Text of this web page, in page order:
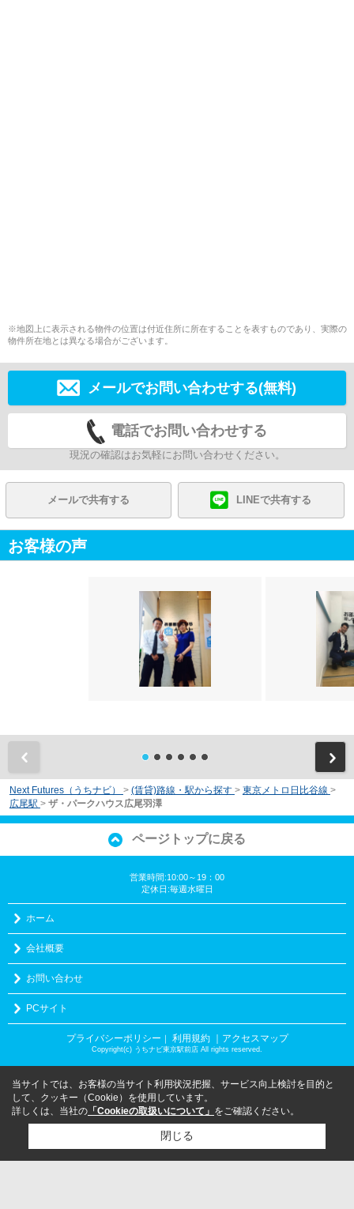
※地図上に表示される物件の位置は付近住所に所在することを表すものであり、実際の
物件所在地とは異なる場合がございます。
メールでお問い合わせする(無料)
電話でお問い合わせする
現況の確認はお気軽にお問い合わせください。
メールで共有する LINEで共有する
お客様の声
Next Futures（うちナビ） > (賃貸)路線・駅から探す > 東京メトロ日比谷線 >
広尾駅 > ザ・パークハウス広尾羽澤
ページトップに戻る
営業時間:10:00～19：00
定休日:毎週水曜日
ホーム
会社概要
お問い合わせ
PCサイト
プライバシーポリシー 利用規約 ｜アクセスマップ
Copyright(c) うちナビ東京駅前店 All rights reserved.
当サイトでは、お客様の当サイト利用状況把握、サービス向上検討を目的と
して、クッキー（Cookie）を使用しています。
詳しくは、当社の 「Cookieの取扱いについて」 をご確認ください。
閉じる